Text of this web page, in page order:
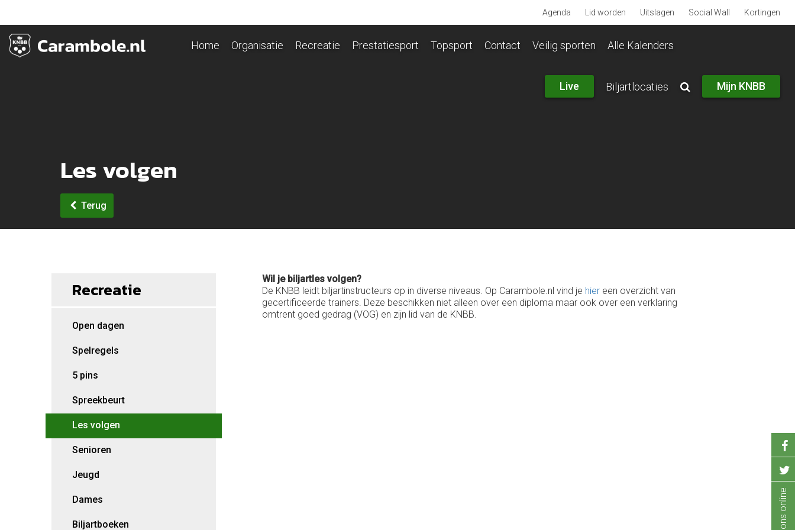
Agenda Lid worden Uitslagen Social Wall Kortingen
Home Organisatie Recreatie Prestatiesport Topsport Contact Veilig sporten Alle Kalenders
Live Biljartlocaties Mijn KNBB
Les volgen
Terug
Recreatie
Open dagen
Spelregels
5 pins
Spreekbeurt
Les volgen
Senioren
Jeugd
Dames
Biljartboeken
Wil je biljartles volgen?
De KNBB leidt biljartinstructeurs op in diverse niveaus. Op Carambole.nl vind je hier een overzicht van
gecertificeerde trainers. Deze beschikken niet alleen over een diploma maar ook over een verklaring
omtrent goed gedrag (VOG) en zijn lid van de KNBB.